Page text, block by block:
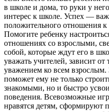
в школе и дома, то руки у
интерес к школе. Успех —
положительного отношения к
Помогите ребенку
отношениях со взрослыми,
собой, которые ждут его в
уважать учителей, зависит от
уважением ко всем
поможет ему не только
знакомыми, но и быстро
поведения. Всевозможные
нравятся детям, сформируют